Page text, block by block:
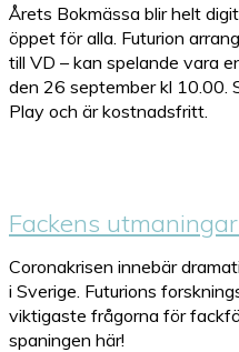
Årets Bokmässa blir helt
öppet för alla. Futurion
till VD – kan spelande vara
den 26 september kl 10.00.
Play och är kostnadsfritt.
Fackens
Coronakrisen innebär
i Sverige. Futurions
viktigaste frågorna för
spaningen här!